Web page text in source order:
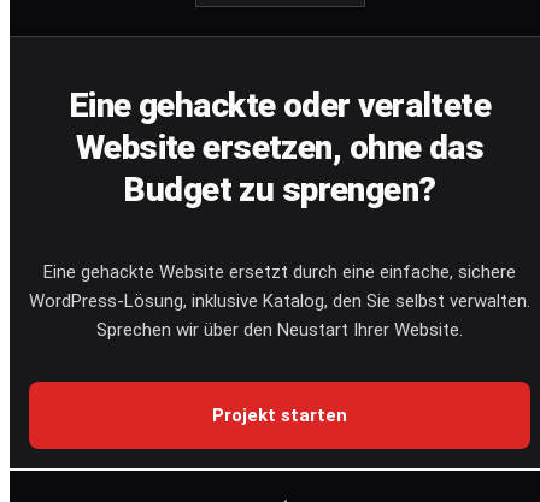
Eine gehackte oder veraltete
Website ersetzen, ohne das
Budget zu sprengen?
Eine gehackte Website ersetzt durch eine einfache, sichere
WordPress-Lösung, inklusive Katalog, den Sie selbst verwalten.
Sprechen wir über den Neustart Ihrer Website.
Projekt starten